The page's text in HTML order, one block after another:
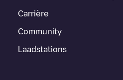
Carrière
Community
Laadstations